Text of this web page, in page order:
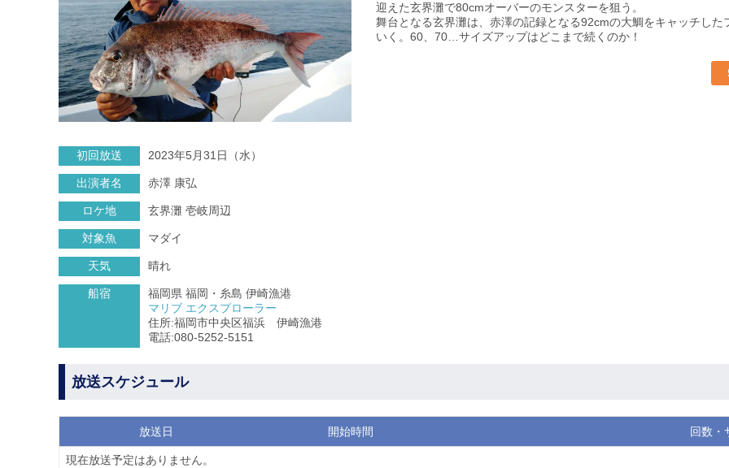
迎えた玄界灘で80cmオーバーのモンスターを狙う。
舞台となる玄界灘は、赤澤の記録となる92cmの大鯛をキャッチし
いく。60、70…サイズアップはどこまで続くのか！
初回放送 2023年5月31日（水）
出演者名 赤澤 康弘
ロケ地 玄界灘 壱岐周辺
対象魚 マダイ
天気 晴れ
船宿
福岡県 福岡・糸島 伊崎漁港
マリブ エクスプローラー
住所:福岡市中央区福浜 伊崎漁港
電話:080-5252-5151
放送スケジュール
放送日 開始時間 回数・
現在放送予定はありません。